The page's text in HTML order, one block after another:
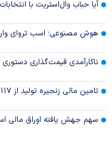
آیا حباب وال‌استریت با
هوش مصنوعی؛ اسب تروای
ناکارآمدی قیمت‌گذاری
تامین مالی زنجیره تولید از ۱۱۷ همت عبور کرد
سهم جهش یافته اوراق مالی